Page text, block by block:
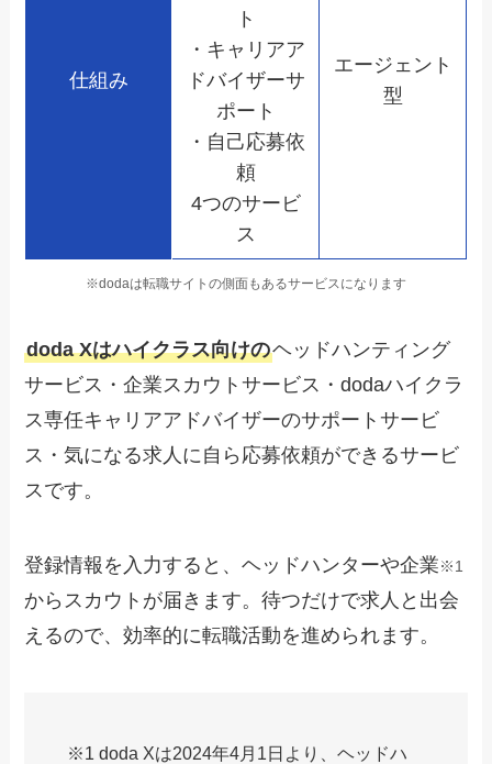
仕組み
ト
・キャリアア
ドバイザーサ
ポート
・自己応募依
頼
4つのサービ
ス
エージェント
型
※dodaは転職サイトの側面もあるサービスになります
doda Xはハイクラス向けのヘッドハンティング
サービス・企業スカウトサービス・dodaハイクラ
ス専任キャリアアドバイザーのサポートサービ
ス・気になる求人に自ら応募依頼ができるサービ
スです。
登録情報を入力すると、ヘッドハンターや企業※1
からスカウトが届きます。待つだけで求人と出会
えるので、効率的に転職活動を進められます。
※1 doda Xは2024年4月1日より、ヘッドハ